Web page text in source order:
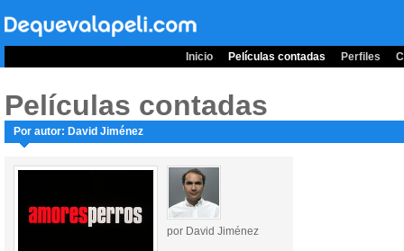
Inicio Películas contadas Perfiles
Películas contadas
Por autor: David Jiménez
por David Jiménez